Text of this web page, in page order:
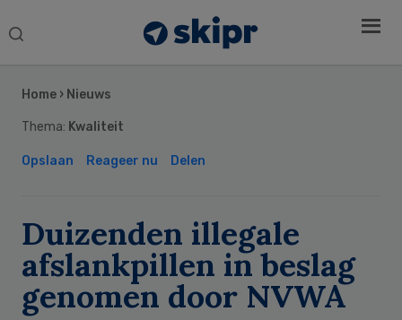
Search
Home › Nieuws
Thema: Kwaliteit
Opslaan Reageer nu Delen
Duizenden illegale
afslankpillen in beslag
genomen door NVWA
Sidebar